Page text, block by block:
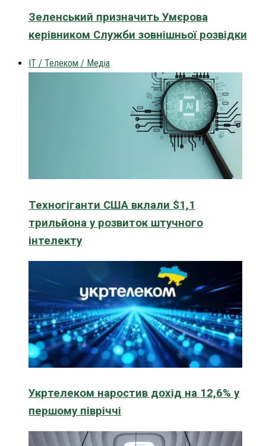
Зеленський призначить Умєрова
керівником Служби зовнішньої розвідки
IT / Телеком / Медіа
Техногіганти США вклали $1,1
трильйона у розвиток штучного
інтелекту
Укртелеком наростив дохід на 12,6% у
першому півріччі